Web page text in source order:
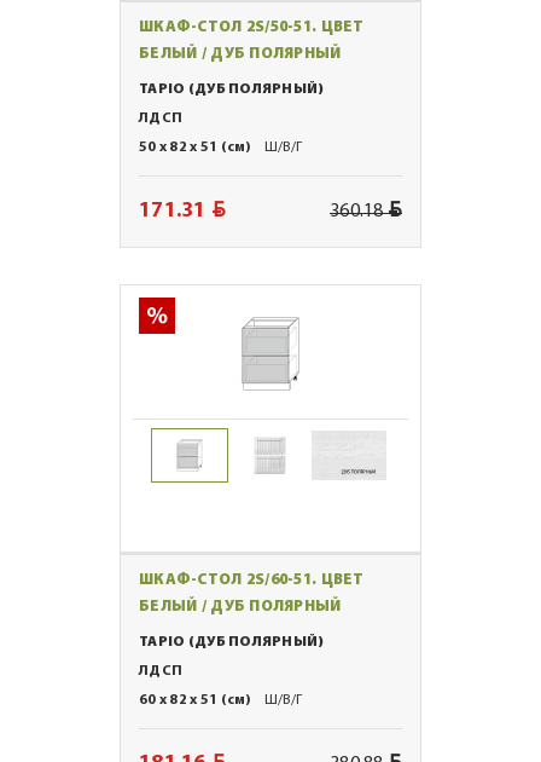
ШКАФ-СТОЛ 2S/50-51. ЦВЕТ
БЕЛЫЙ / ДУБ ПОЛЯРНЫЙ
TAPIO (ДУБ ПОЛЯРНЫЙ)
ЛДСП
50 x 82 x 51 (см)
Ш/В/Г
171.31 BYN 360.18BYN
ШКАФ-СТОЛ 2S/60-51. ЦВЕТ
БЕЛЫЙ / ДУБ ПОЛЯРНЫЙ
TAPIO (ДУБ ПОЛЯРНЫЙ)
ЛДСП
60 x 82 x 51 (см)
Ш/В/Г